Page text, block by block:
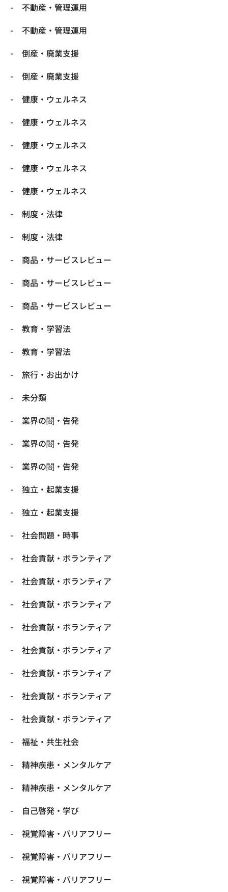
不動産・管理運用
不動産・管理運用
倒産・廃業支援
倒産・廃業支援
健康・ウェルネス
健康・ウェルネス
健康・ウェルネス
健康・ウェルネス
健康・ウェルネス
制度・法律
制度・法律
商品・サービスレビュー
商品・サービスレビュー
商品・サービスレビュー
教育・学習法
教育・学習法
旅行・お出かけ
未分類
業界の闇・告発
業界の闇・告発
業界の闇・告発
独立・起業支援
独立・起業支援
社会問題・時事
社会貢献・ボランティア
社会貢献・ボランティア
社会貢献・ボランティア
社会貢献・ボランティア
社会貢献・ボランティア
社会貢献・ボランティア
社会貢献・ボランティア
社会貢献・ボランティア
福祉・共生社会
精神疾患・メンタルケア
精神疾患・メンタルケア
自己啓発・学び
視覚障害・バリアフリー
視覚障害・バリアフリー
視覚障害・バリアフリー